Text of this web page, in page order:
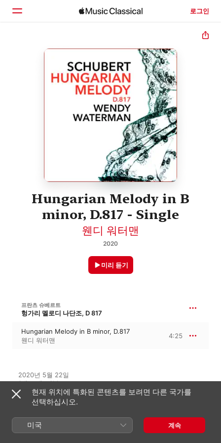
로그인
Hungarian Melody in B
minor, D.817 - Single
웬디 워터맨
2020
미리 듣기
프란츠 슈베르트
헝가리 멜로디 나단조, D 817
Hungarian Melody in B minor, D.817
웬디 워터맨
4:25
2020년 5월 22일
1개 트랙 · 4분
℗ 2020 Prospero Classical
Prospero Classical
현재 위치에 특화된 콘텐츠를 보려면 다른 국가를
선택하십시오.
미국 계속